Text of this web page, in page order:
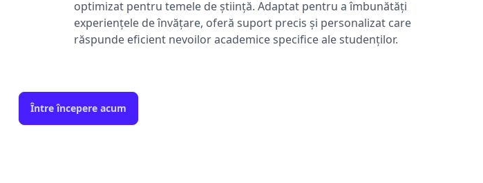
optimizat pentru temele de știință. Adaptat pentru a îmbunătăți
experiențele de învățare, oferă suport precis și personalizat care
răspunde eficient nevoilor academice specifice ale studenților.
Între începere acum